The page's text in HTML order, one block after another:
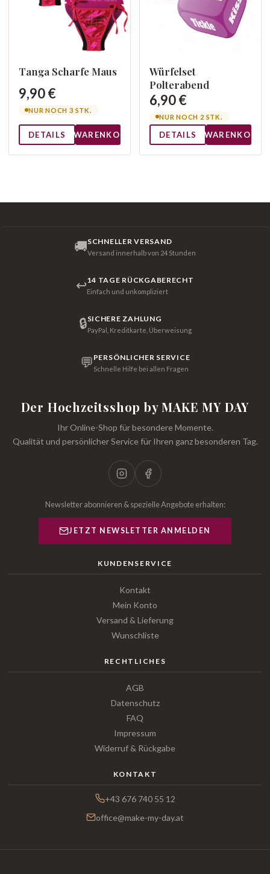
Tanga Scharfe Maus
9,90 €
NUR NOCH 3 STK.
DETAILS WARENKORB
Würfelset
Polterabend
6,90 €
NUR NOCH 2 STK.
DETAILS WARENKORB
🚚SCHNELLER VERSAND
Versand innerhalb von 24 Stunden
↩14 TAGE RÜCKGABERECHT
Einfach und unkompliziert
🔒SICHERE ZAHLUNG
PayPal, Kreditkarte, Überweisung
💬 PERSÖNLICHER SERVICE
Schnelle Hilfe bei allen Fragen
Der Hochzeitsshop by MAKE MY DAY
Ihr Online-Shop für besondere Momente.
Qualität und persönlicher Service für Ihren ganz besonderen Tag.
Newsletter abonnieren & spezielle Angebote erhalten:
JETZT NEWSLETTER ANMELDEN
KUNDENSERVICE
Kontakt
Mein Konto
Versand & Lieferung
Wunschliste
RECHTLICHES
AGB
Datenschutz
FAQ
Impressum
Widerruf & Rückgabe
KONTAKT
+43 676 740 55 12
office@make-my-day.at